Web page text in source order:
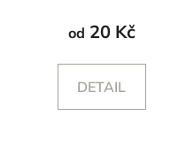
od 20 Kč
DETAIL